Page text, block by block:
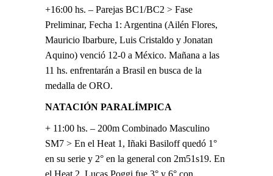
+16:00 hs. – Parejas BC1/BC2 > Fase
Preliminar, Fecha 1: Argentina (Ailén Flores,
Mauricio Ibarbure, Luis Cristaldo y Jonatan
Aquino) venció 12-0 a México. Mañana a las
11 hs. enfrentarán a Brasil en busca de la
medalla de ORO.
NATACIÓN PARALÍMPICA
+ 11:00 hs. – 200m Combinado Masculino
SM7 > En el Heat 1, Iñaki Basiloff quedó 1°
en su serie y 2° en la general con 2m51s19. En